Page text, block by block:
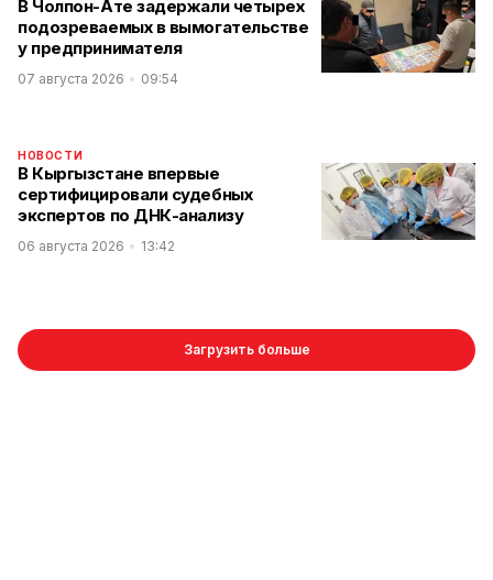
В Чолпон-Ате задержали четырех
подозреваемых в вымогательстве
у предпринимателя
07 августа 2026 09:54
НОВОСТИ
В Кыргызстане впервые
сертифицировали судебных
экспертов по ДНК-анализу
06 августа 2026 13:42
Загрузить больше